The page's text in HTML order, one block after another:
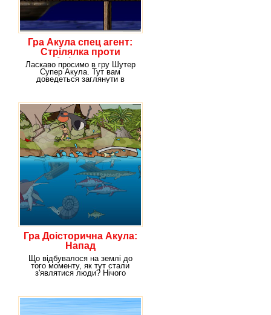
Гра Акула спец агент:
Стрілялка проти
Алігаторів
Ласкаво просимо в гру Шутер
Супер Акула. Тут вам
доведеться заглянути в
Гра Доісторична Акула:
Напад
Що відбувалося на землі до
того моменту, як тут стали
з'являтися люди? Нічого